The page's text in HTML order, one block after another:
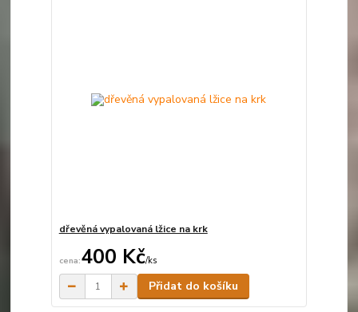
dřevěná vypalovaná lžice na krk
400 Kč/ks
Přidat do košíku